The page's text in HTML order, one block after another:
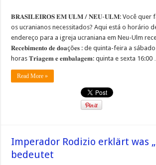
𝐁𝐑𝐀𝐒𝐈𝐋𝐄𝐈𝐑𝐎𝐒 𝐄𝐌 𝐔𝐋𝐌 / 𝐍𝐄𝐔-𝐔𝐋𝐌: Você quer
os ucranianos necessitados? Aqui está o horário
endereço para a igreja ucraniana em Neu-Ulm
𝐑𝐞𝐜𝐞𝐛𝐢𝐦𝐞𝐧𝐭𝐨 𝐝𝐞 𝐝𝐨𝐚çõ𝐞𝐬 : de quinta-feira a
horas 𝐓𝐫𝐢𝐚𝐠𝐞𝐦 𝐞 𝐞𝐦𝐛𝐚𝐥𝐚𝐠𝐞𝐦: quinta e sexta 16:00
Read More »
Imperador Rodizio erklärt was
bedeutet